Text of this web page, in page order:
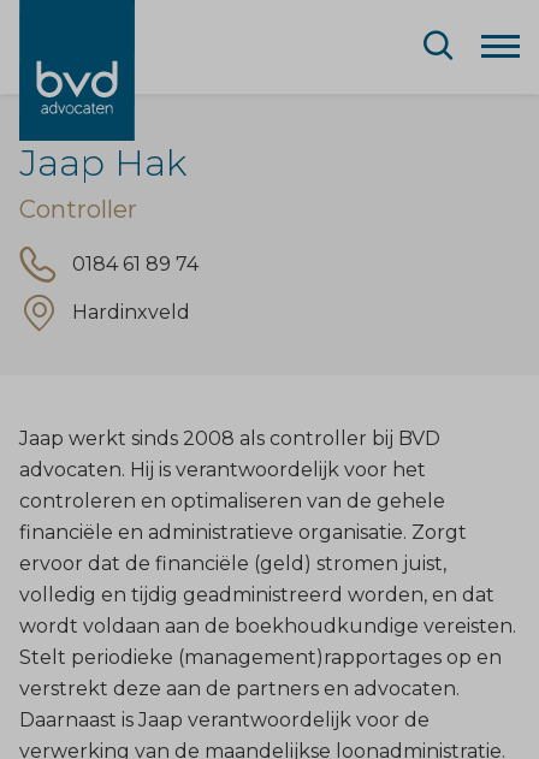
Jaap Hak
Controller
0184 61 89 74
Hardinxveld
Jaap werkt sinds 2008 als controller bij BVD
advocaten. Hij is verantwoordelijk voor het
controleren en optimaliseren van de gehele
financiële en administratieve organisatie. Zorgt
ervoor dat de financiële (geld) stromen juist,
volledig en tijdig geadministreerd worden, en dat
wordt voldaan aan de boekhoudkundige vereisten.
Stelt periodieke (management)rapportages op en
verstrekt deze aan de partners en advocaten.
Daarnaast is Jaap verantwoordelijk voor de
verwerking van de maandelijkse loonadministratie.